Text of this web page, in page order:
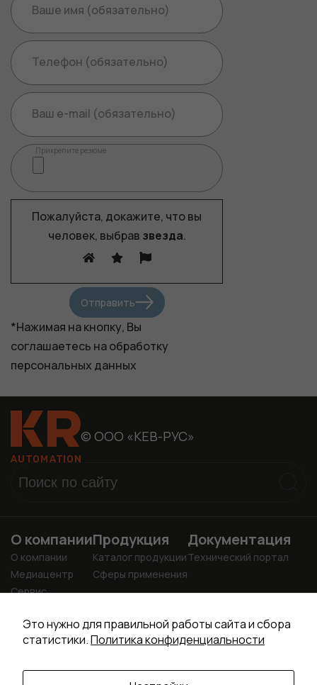
Ваше имя (обязательно)
Телефон (обязательно)
Ваш e-mail (обязательно)
Прикрепите резюме
Пожалуйста, докажите, что вы
человек, выбрав звезда.
Отправить
*Нажимая на кнопку, Вы
соглашаетесь на обработку
персональных данных
© ООО «КЕВ-РУС»
info@kr-drive.ru
+7 (4922) 37-24-81
О компании
О компании
Медиацентр
Сервис
Продукция
Каталог продукции
Сферы применения
Документация
Технический портал
Это нужно для правильной работы сайта и сбора
статистики.Политика конфиденциальности